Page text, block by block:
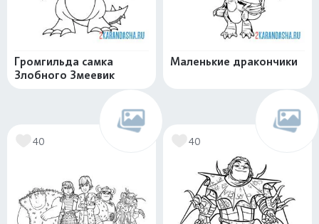
Громгильда самка
Злобного Змеевик
Маленькие дракончики
40 40